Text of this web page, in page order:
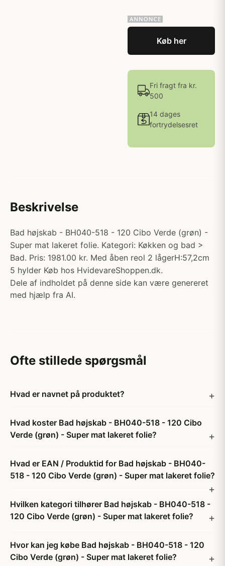
Køb her
Fri fragt fra kr.
500
14 dages
fortrydelsesret
Beskrivelse
Bad højskab - BH040-518 - 120 Cibo Verde (grøn) -
Super mat lakeret folie. Kategori: Køkken og bad >
Bad. Pris: 1981.00 kr. Med åben reol 2 lågerH:57,2cm
5 hylder Køb hos HvidevareShoppen.dk.
Dele af indholdet på denne side kan være genereret
med hjælp fra AI.
Ofte stillede spørgsmål
Hvad er navnet på produktet?
Hvad koster Bad højskab - BH040-518 - 120 Cibo
Verde (grøn) - Super mat lakeret folie?
Hvad er EAN / Produktid for Bad højskab - BH040-
518 - 120 Cibo Verde (grøn) - Super mat lakeret folie?
Hvilken kategori tilhører Bad højskab - BH040-518 -
120 Cibo Verde (grøn) - Super mat lakeret folie?
Hvor kan jeg købe Bad højskab - BH040-518 - 120
Cibo Verde (grøn) - Super mat lakeret folie?